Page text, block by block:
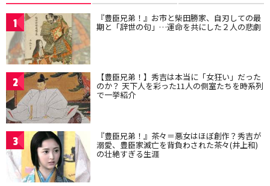
1 『豊臣兄弟！』お市と柴田勝家、自刃しての最
期と「辞世の句」…運命を共にした２人の悲劇
2 【豊臣兄弟！】秀吉は本当に「女狂い」だった
のか？ 天下人を彩った11人の側室たちを時系列
で一挙紹介
3 『豊臣兄弟！』茶々＝悪女はほぼ創作？秀吉が
溺愛、豊臣家滅亡を背負わされた茶々(井上和)
の壮絶すぎる生涯